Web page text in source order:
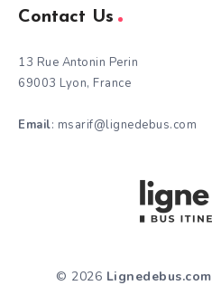
Contact Us
13 Rue Antonin Perin
69003 Lyon, France
Email: msarif@lignedebus.com
© 2026 Lignedebus.com